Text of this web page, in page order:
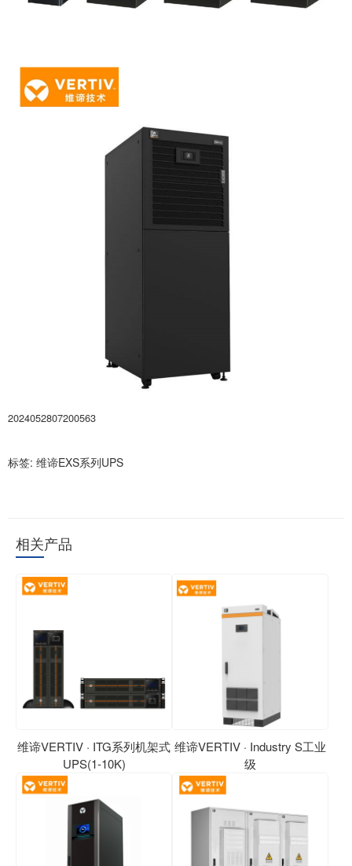
2024052807200563
标签: 维谛EXS系列UPS
相关产品
维谛VERTIV · ITG系列机架式
UPS(1-10K)
维谛VERTIV · Industry S工业
级